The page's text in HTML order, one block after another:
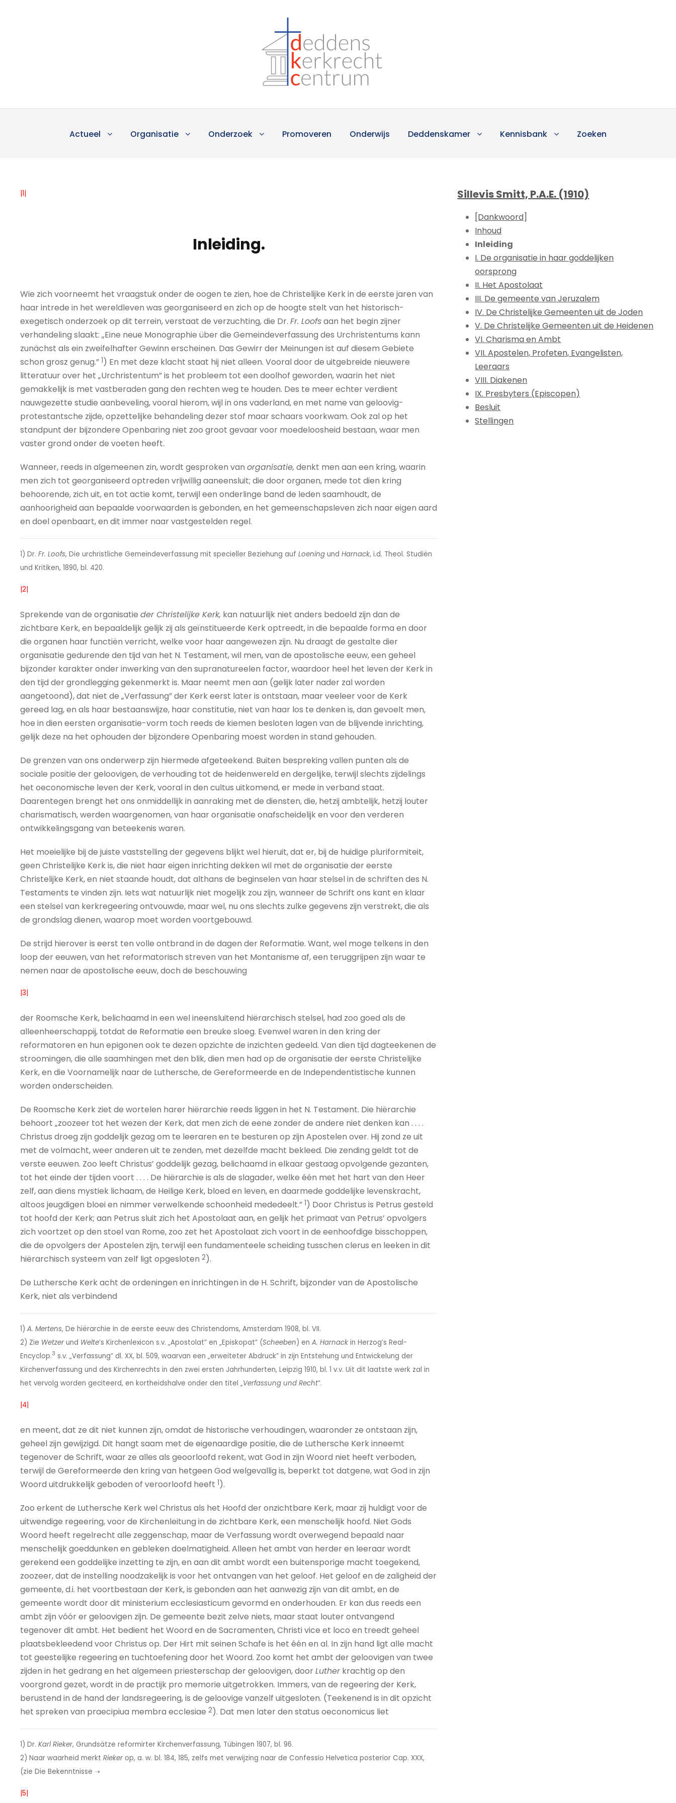
Actueel Organisatie Onderzoek Promoveren Onderwijs Deddenskamer Kennisbank Zoeken
|1|
Inleiding.
Wie zich voorneemt het vraagstuk onder de oogen te zien, hoe de Christelijke Kerk in de eerste jaren van
haar intrede in het wereldleven was georganiseerd en zich op de hoogte stelt van het historisch-
exegetisch onderzoek op dit terrein, verstaat de verzuchting, die Dr. Fr. Loofsaan het begin zijner
verhandeling slaakt: „Eine neue Monographie über die Gemeindeverfassung des Urchristentums kann
zunächst als ein zweifelhafter Gewinn erscheinen. Das Gewirr der Meinungen ist auf diesem Gebiete
schon grosz genug.” 1) En met deze klacht staat hij niet alleen. Vooral door de uitgebreide nieuwere
litteratuur over het „Urchristentum” is het probleem tot een doolhof geworden, waarin het niet
gemakkelijk is met vastberaden gang den rechten weg te houden. Des te meer echter verdient
nauwgezette studie aanbeveling, vooral hierom, wijl in ons vaderland, en met name van geloovig-
protestantsche zijde, opzettelijke behandeling dezer stof maar schaars voorkwam. Ook zal op het
standpunt der bijzondere Openbaring niet zoo groot gevaar voor moedeloosheid bestaan, waar men
vaster grond onder de voeten heeft.
Wanneer, reeds in algemeenen zin, wordt gesproken van organisatie, denkt men aan een kring, waarin
men zich tot georganiseerd optreden vrijwillig aaneensluit; die door organen, mede tot dien kring
behoorende, zich uit, en tot actie komt, terwijl een onderlinge band de leden saamhoudt, de
aanhoorigheid aan bepaalde voorwaarden is gebonden, en het gemeenschapsleven zich naar eigen aard
en doel openbaart, en dit immer naar vastgestelden regel.
1) Dr. Fr. Loofs, Die urchristliche Gemeindeverfassung mit specieller Beziehung auf Loening und Harnack, i.d. Theol. Studiën
und Kritiken, 1890, bl. 420.
|2|
Sprekende van de organisatie der Christelijke Kerk, kan natuurlijk niet anders bedoeld zijn dan de
zichtbare Kerk, en bepaaldelijk gelijk zij als geïnstitueerde Kerk optreedt, in die bepaalde forma en door
die organen haar functiën verricht, welke voor haar aangewezen zijn. Nu draagt de gestalte dier
organisatie gedurende den tijd van het N. Testament, wil men, van de apostolische eeuw, een geheel
bijzonder karakter onder inwerking van den supranatureelen factor, waardoor heel het leven der Kerk in
den tijd der grondlegging gekenmerkt is. Maar neemt men aan (gelijk later nader zal worden
aangetoond), dat niet de „Verfassung” der Kerk eerst later is ontstaan, maar veeleer voor de Kerk
gereed lag, en als haar bestaanswijze, haar constitutie, niet van haar los te denken is, dan gevoelt men,
hoe in dien eersten organisatie-vorm toch reeds de kiemen besloten lagen van de blijvende inrichting,
gelijk deze na het ophouden der bijzondere Openbaring moest worden in stand gehouden.
De grenzen van ons onderwerp zijn hiermede afgeteekend. Buiten bespreking vallen punten als de
sociale positie der geloovigen, de verhouding tot de heidenwereld en dergelijke, terwijl slechts zijdelings
het oeconomische leven der Kerk, vooral in den cultus uitkomend, er mede in verband staat.
Daarentegen brengt het ons onmiddellijk in aanraking met de diensten, die, hetzij ambtelijk, hetzij louter
charismatisch, werden waargenomen, van haar organisatie onafscheidelijk en voor den verderen
ontwikkelingsgang van beteekenis waren.
Het moeielijke bij de juiste vaststelling der gegevens blijkt wel hieruit, dat er, bij de huidige pluriformiteit,
geen Christelijke Kerk is, die niet haar eigen inrichting dekken wil met de organisatie der eerste
Christelijke Kerk, en niet staande houdt, dat althans de beginselen van haar stelsel in de schriften des N.
Testaments te vinden zijn. Iets wat natuurlijk niet mogelijk zou zijn, wanneer de Schrift ons kant en klaar
een stelsel van kerkregeering ontvouwde, maar wel, nu ons slechts zulke gegevens zijn verstrekt, die als
de grondslag dienen, waarop moet worden voortgebouwd.
De strijd hierover is eerst ten volle ontbrand in de dagen der Reformatie. Want, wel moge telkens in den
loop der eeuwen, van het reformatorisch streven van het Montanisme af, een teruggrijpen zijn waar te
nemen naar de apostolische eeuw, doch de beschouwing
|3|
der Roomsche Kerk, belichaamd in een wel ineensluitend hiërarchisch stelsel, had zoo goed als de
alleenheerschappij, totdat de Reformatie een breuke sloeg. Evenwel waren in den kring der
reformatoren en hun epigonen ook te dezen opzichte de inzichten gedeeld. Van dien tijd dagteekenen de
stroomingen, die alle saamhingen met den blik, dien men had op de organisatie der eerste Christelijke
Kerk, en die Voornamelijk naar de Luthersche, de Gereformeerde en de Independentistische kunnen
worden onderscheiden.
De Roomsche Kerk ziet de wortelen harer hiërarchie reeds liggen in het N. Testament. Die hiërarchie
behoort „zoozeer tot het wezen der Kerk, dat men zich de eene zonder de andere niet denken kan . . . .
Christus droeg zijn goddelijk gezag om te leeraren en te besturen op zijn Apostelen over. Hij zond ze uit
met de volmacht, weer anderen uit te zenden, met dezelfde macht bekleed. Die zending geldt tot de
verste eeuwen. Zoo leeft Christus’ goddelijk gezag, belichaamd in elkaar gestaag opvolgende gezanten,
tot het einde der tijden voort . . . . De hiërarchie is als de slagader, welke één met het hart van den Heer
zelf, aan diens mystiek lichaam, de Heilige Kerk, bloed en leven, en daarmede goddelijke levenskracht,
altoos jeugdigen bloei en nimmer verwelkende schoonheid mededeelt.” 1) Door Christus is Petrus gesteld
tot hoofd der Kerk; aan Petrus sluit zich het Apostolaat aan, en gelijk het primaat van Petrus’ opvolgers
zich voortzet op den stoel van Rome, zoo zet het Apostolaat zich voort in de eenhoofdige bisschoppen,
die de opvolgers der Apostelen zijn, terwijl een fundamenteele scheiding tusschen clerus en leeken in dit
hiërarchisch systeem van zelf ligt opgesloten 2).
De Luthersche Kerk acht de ordeningen en inrichtingen in de H. Schrift, bijzonder van de Apostolische
Kerk, niet als verbindend
1) A. Mertens, De hiërarchie in de eerste eeuw des Christendoms, Amsterdam 1908, bl. VII.
2) Zie Wetzer und Welte’s Kirchenlexicon s.v. „Apostolat” en „Episkopat” (Scheeben) en A. Harnack in Herzog’s Real-
Encyclop.3 s.v. „Verfassung” dl. XX, bl. 509, waarvan een „erweiteter Abdruck” in zijn Entstehung und Entwickelung der
Kirchenverfassung und des Kirchenrechts in den zwei ersten Jahrhunderten, Leipzig 1910, bl. 1 v.v. Uit dit laatste werk zal in
het vervolg worden geciteerd, en kortheidshalve onder den titel „Verfassung und Recht”.
|4|
en meent, dat ze dit niet kunnen zijn, omdat de historische verhoudingen, waaronder ze ontstaan zijn,
geheel zijn gewijzigd. Dit hangt saam met de eigenaardige positie, die de Luthersche Kerk inneemt
tegenover de Schrift, waar ze alles als geoorloofd rekent, wat God in zijn Woord niet heeft verboden,
terwijl de Gereformeerde den kring van hetgeen God welgevallig is, beperkt tot datgene, wat God in zijn
Woord uitdrukkelijk geboden of veroorloofd heeft 1).
Zoo erkent de Luthersche Kerk wel Christus als het Hoofd der onzichtbare Kerk, maar zij huldigt voor de
uitwendige regeering, voor de Kirchenleitung in de zichtbare Kerk, een menschelijk hoofd. Niet Gods
Woord heeft regelrecht alle zeggenschap, maar de Verfassung wordt overwegend bepaald naar
menschelijk goeddunken en gebleken doelmatigheid. Alleen het ambt van herder en leeraar wordt
gerekend een goddelijke inzetting te zijn, en aan dit ambt wordt een buitensporige macht toegekend,
zoozeer, dat de instelling noodzakelijk is voor het ontvangen van het geloof. Het geloof en de zaligheid der
gemeente, d.i. het voortbestaan der Kerk, is gebonden aan het aanwezig zijn van dit ambt, en de
gemeente wordt door dit ministerium ecclesiasticum gevormd en onderhouden. Er kan dus reeds een
ambt zijn vóór er geloovigen zijn. De gemeente bezit zelve niets, maar staat louter ontvangend
tegenover dit ambt. Het bedient het Woord en de Sacramenten, Christi vice et loco en treedt geheel
plaatsbekleedend voor Christus op. Der Hirt mit seinen Schafe is het één en al. In zijn hand ligt alle macht
tot geestelijke regeering en tuchtoefening door het Woord. Zoo komt het ambt der geloovigen van twee
zijden in het gedrang en het algemeen priesterschap der geloovigen, doorLutherkrachtig op den
voorgrond gezet, wordt in de practijk pro memorie uitgetrokken. Immers, van de regeering der Kerk,
berustend in de hand der landsregeering, is de geloovige vanzelf uitgesloten. (Teekenend is in dit opzicht
het spreken van praecipiua membra ecclesiae 2). Dat men later den status oeconomicus liet
1) Dr. Karl Rieker, Grundsätze reformirter Kirchenverfassung, Tübingen 1907, bl. 96.
2) Naar waarheid merkt Rieker op, a. w. bl. 184, 185, zelfs met verwijzing naar de Confessio Helvetica posterior Cap. XXX,
(zie Die Bekenntnisse ➝
|5|
Sillevis Smitt, P.A.E. (1910)
[Dankwoord]
Inhoud
Inleiding
I. De organisatie in haar goddelijken
oorsprong
II. Het Apostolaat
III. De gemeente van Jeruzalem
IV. De Christelijke Gemeenten uit de Joden
V. De Christelijke Gemeenten uit de Heidenen
VI. Charisma en Ambt
VII. Apostelen, Profeten, Evangelisten,
Leeraars
VIII. Diakenen
IX. Presbyters (Episcopen)
Besluit
Stellingen